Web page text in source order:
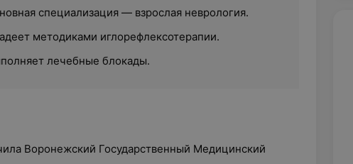
специализация — взрослая неврология.
методиками иглорефлексотерапии.
лечебные блокады.
Воронежский Государственный Медицинский